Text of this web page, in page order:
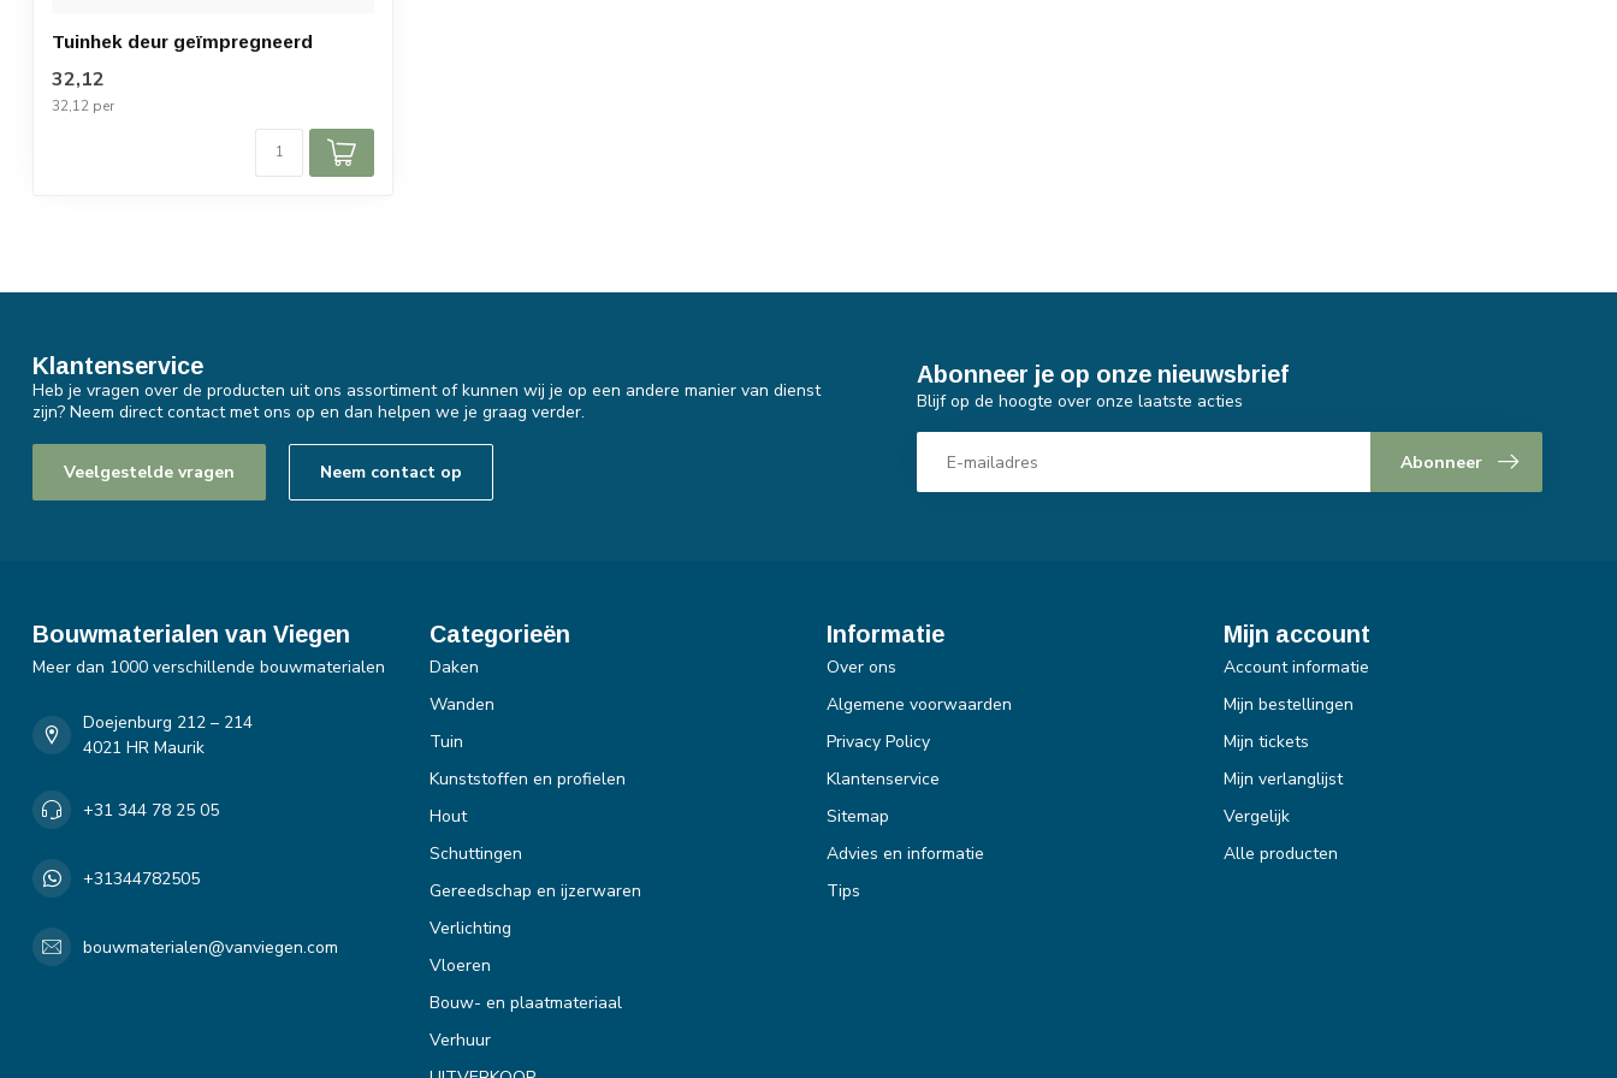
Tuinhek deur geïmpregneerd
32,12
32,12 per
Klantenservice
Heb je vragen over de producten uit ons assortiment of kunnen wij je op een andere manier van dienst
zijn? Neem direct contact met ons op en dan helpen we je graag verder.
Veelgestelde vragen Neem contact op
Abonneer je op onze nieuwsbrief
Blijf op de hoogte over onze laatste acties
Abonneer
Bouwmaterialen van Viegen
Meer dan 1000 verschillende bouwmaterialen
Doejenburg 212 – 214
4021 HR Maurik
+31 344 78 25 05
+31344782505
bouwmaterialen@vanviegen.com
Categorieën
Daken
Wanden
Tuin
Kunststoffen en profielen
Hout
Schuttingen
Gereedschap en ijzerwaren
Verlichting
Vloeren
Bouw- en plaatmateriaal
Verhuur
Informatie
Over ons
Algemene voorwaarden
Privacy Policy
Klantenservice
Sitemap
Advies en informatie
Tips
Mijn account
Account informatie
Mijn bestellingen
Mijn tickets
Mijn verlanglijst
Vergelijk
Alle producten